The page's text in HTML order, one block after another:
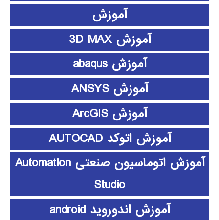
آموزش
آموزش 3D MAX
آموزش abaqus
آموزش ANSYS
آموزش ArcGIS
آموزش اتوکد AUTOCAD
آموزش اتوماسیون صنعتی Automation
Studio
آموزش اندوروید android